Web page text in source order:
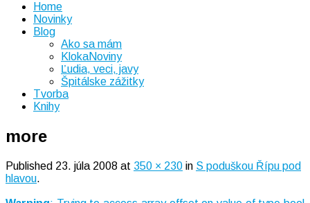
Home
Novinky
Blog
Ako sa mám
KlokaNoviny
Ľudia, veci, javy
Špitálske zážitky
Tvorba
Knihy
more
Published 23. júla 2008 at 350 × 230 in S poduškou Řípu pod
hlavou.